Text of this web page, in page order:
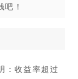
！
：收益率超过